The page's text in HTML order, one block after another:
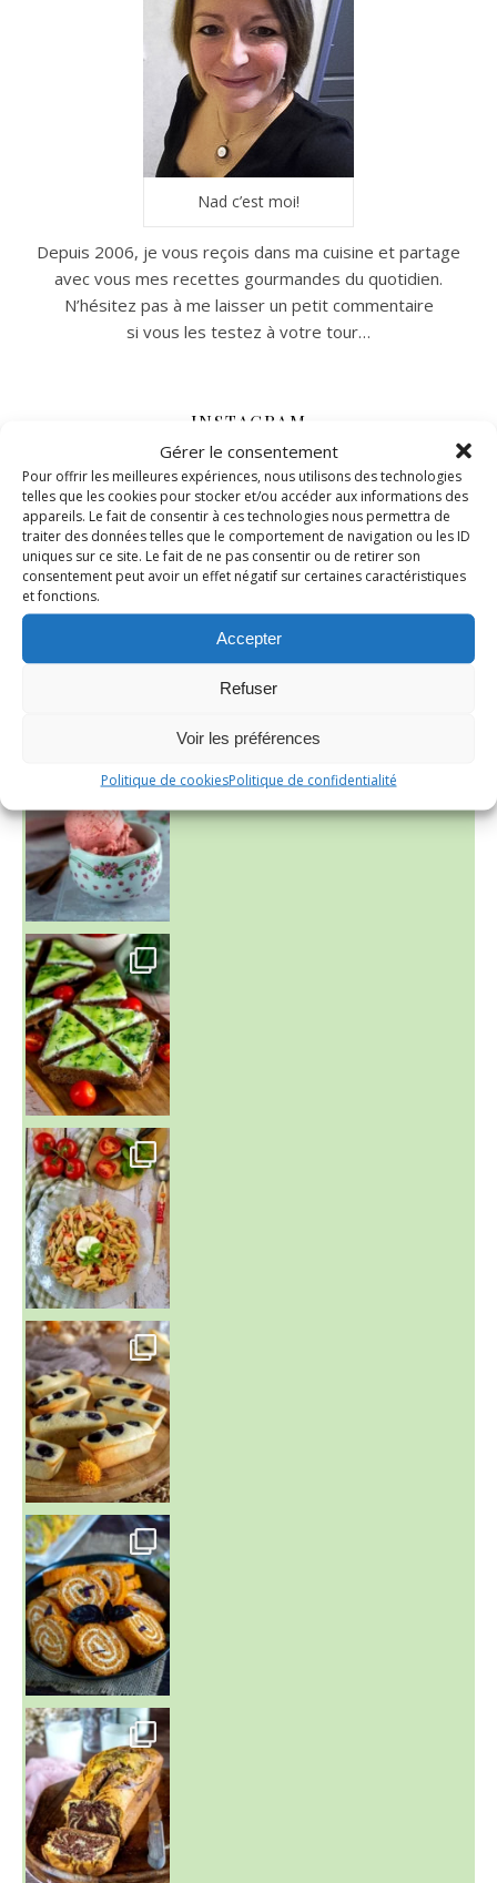
Gérer le consentement
Pour offrir les meilleures expériences, nous utilisons des technologies
telles que les cookies pour stocker et/ou accéder aux informations des
appareils. Le fait de consentir à ces technologies nous permettra de
traiter des données telles que le comportement de navigation ou les ID
uniques sur ce site. Le fait de ne pas consentir ou de retirer son
consentement peut avoir un effet négatif sur certaines caractéristiques
et fonctions.
Accepter
Refuser
Voir les préférences
Politique de cookiesPolitique de confidentialité
Nad c’est moi!
Depuis 2006, je vous reçois dans ma cuisine et partage
avec vous mes recettes gourmandes du quotidien.
N’hésitez pas à me laisser un petit commentaire
si vous les testez à votre tour…
INSTAGRAM
nadcuisine
~ SALADE DE PÂTES AUX DEUX TOMATES THON ET BURRA
~ FINANCIERS MYRTILLES ET CITRON ~
Aujourd'hu